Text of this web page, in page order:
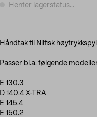
Henter lagerstatus...
Håndtak til Nilfisk
Passer bl.a. følgende
E 130.3
D 140.4 X-TRA
E 145.4
E 150.2